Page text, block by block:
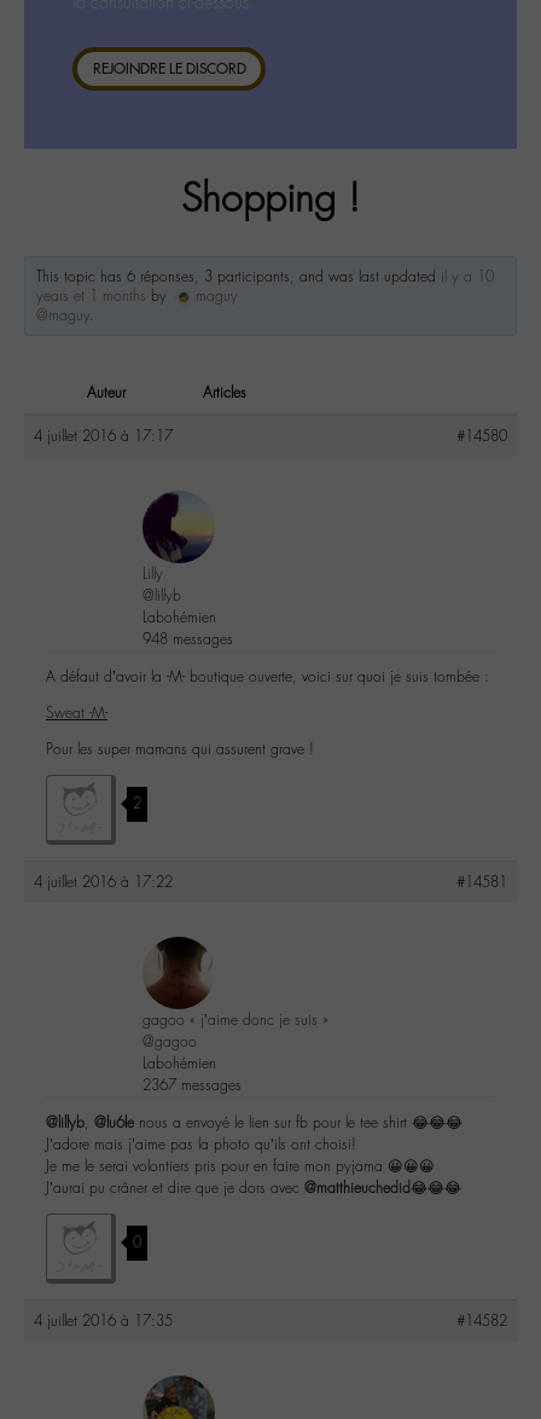
REJOINDRE LE DISCORD
Shopping !
This topic has 6 réponses, 3 participants, and was last updated il y a 10
years et 1 months by
maguy
@maguy.
Auteur Articles
4 juillet 2016 à 17:17 #14580
Lilly
@lillyb
Labohémien
948 messages
A défaut d’avoir la -M- boutique ouverte, voici sur quoi je suis tombée :
Sweat -M-
Pour les super mamans qui assurent grave !
2
4 juillet 2016 à 17:22 #14581
gagoo « j’aime donc je suis »
@gagoo
Labohémien
2367 messages
@lillyb @lu6le nous a envoyé le lien sur fb pour le tee shirt 😂😂😂
J’adore mais j’aime pas la photo qu’ils ont choisi!
Je me le serai volontiers pris pour en faire mon pyjama 😀😀😀
J’aurai pu crâner et dire que je dors avec @matthieuchedid😂😂😂
0
4 juillet 2016 à 17:35 #14582